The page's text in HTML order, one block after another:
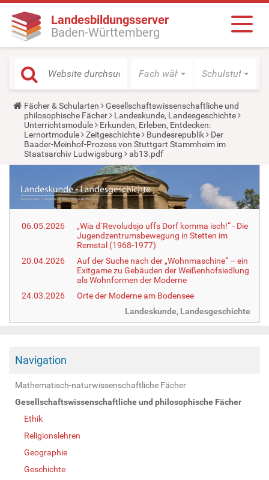
Landesbildungsserver
Baden-Württemberg
Fach wählen Schulstufe
Y
o
u
a
r
e
h
e
:
Fächer & Schularten
Gesellschaftswissenschaftliche und
philosophische Fächer
Landeskunde, Landesgeschichte
Unterrichtsmodule
Erkunden, Erleben, Entdecken:
Lernortmodule
Zeitgeschichte Bundesrepublik
Der
Baader-Meinhof-Prozess von Stuttgart Stammheim im
Staatsarchiv Ludwigsburg
ab13.pdf
06.05.2026
„Wia d´Revoludsjo uffs Dorf komma isch!“ - Die
Jugendzentrumsbewegung in Stetten im
Remstal (1968-1977)
20.04.2026
Auf der Suche nach der „Wohnmaschine“ – ein
Exitgame zu Gebäuden der Weißenhofsiedlung
als Wohnformen der Moderne
24.03.2026
Orte der Moderne am Bodensee
Landeskunde, Landesgeschichte
Navigation
Mathematisch-naturwissenschaftliche Fächer
Gesellschaftswissenschaftliche und philosophische Fächer
Ethik
Religionslehren
Geographie
Geschichte